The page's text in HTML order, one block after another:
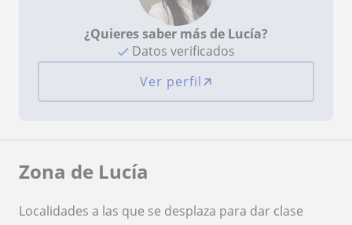
¿Quieres saber más de Lucía?
Datos verificados
Ver perfil
Zona de Lucía
Localidades a las que se desplaza para dar clase